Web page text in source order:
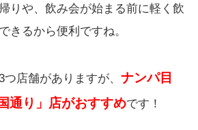
りや、飲み会が始まる前に軽く飲
きるから便利ですね。
店舗がありますが、 ナンパ目
通り」店がおすすめです！